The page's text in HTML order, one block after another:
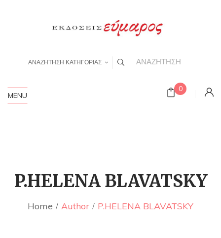
ΑΝΑΖΗΤΗΣΗ ΚΑΤΗΓΟΡΙΑΣ
0
MENU
P.HELENA BLAVATSKY
Home Author P.HELENA BLAVATSKY